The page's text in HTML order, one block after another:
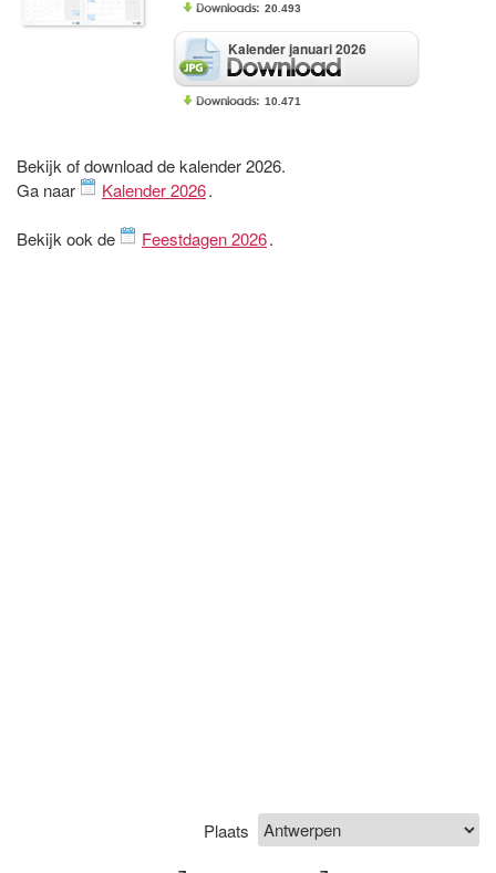
20.493
Kalender januari 2026
10.471
Bekijk of download de kalender 2026.
Ga naar
Kalender 2026.
Bekijk ook de Feestdagen 2026.
Plaats